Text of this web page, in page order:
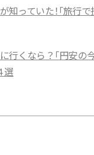
知っていた！「旅行
行くなら？「円安の
選